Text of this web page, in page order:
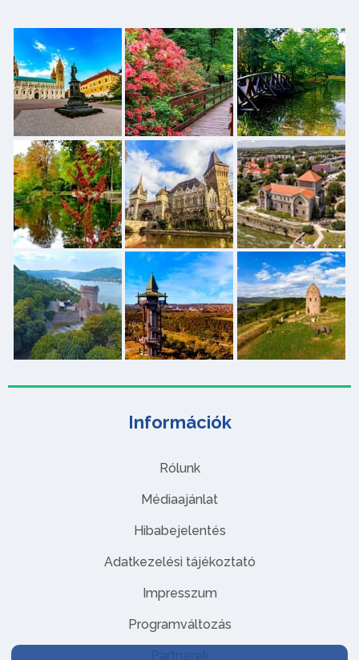
Információk
Rólunk
Médiaajánlat
Hibabejelentés
Adatkezelési tájékoztató
Impresszum
Programváltozás